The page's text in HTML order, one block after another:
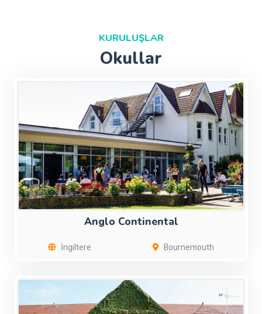
KURULUŞLAR
Okullar
Anglo Continental
İngiltere Bournemouth